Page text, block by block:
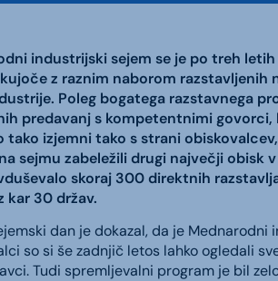
industrijski sejem se je po treh
z raznim naborom razstavljenih
Poleg bogatega razstavnega
predavanj s kompetentnimi
tako izjemni tako s strani
sejmu zabeležili drugi največji obisk
skoraj 300 direktnih
kar 30 držav.
dan je dokazal, da je
so si še zadnjič letos lahko ogledali
Tudi spremljevalni program je bil